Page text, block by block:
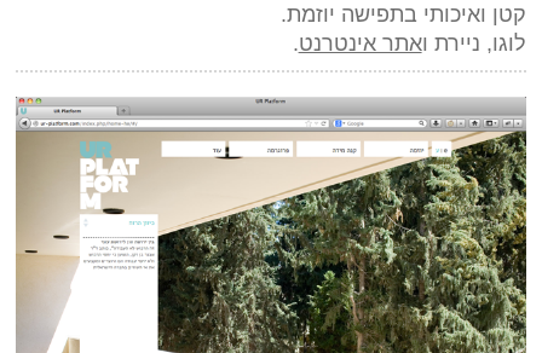
קטן ואיכותי בתפישה יוזמת.
לוגו, ניירת ואתר אינטרנט.